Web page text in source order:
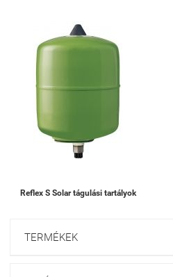
Reflex S Solar tágulási tartályok
TERMÉKEK